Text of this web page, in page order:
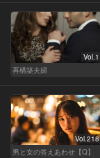
Vol.1
再構築夫婦
Vol.218
男と女の答えあわせ【Q】